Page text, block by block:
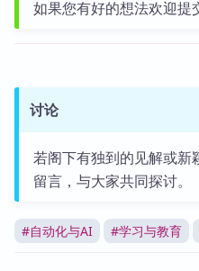
如果您有好的想法欢迎提
讨论
若阁下有独到的见解或新
留言，与大家共同探讨。
#自动化与AI #学习与教育